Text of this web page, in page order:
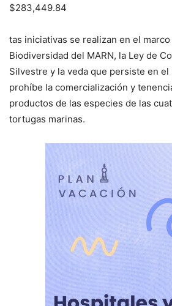
$283,449.84
tas iniciativas se realizan en el
Biodiversidad del MARN, la Ley de
Silvestre y la veda que persiste en
prohíbe la comercialización y
productos de las especies de las
tortugas marinas.